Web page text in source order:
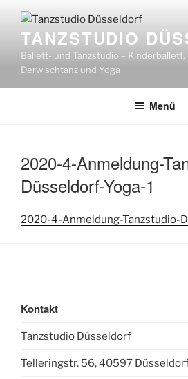
Inhalt
springenTANZSTUDIO
Ballett- und Tanzstudio – Kinderballett,
Derwischtanz und Yoga
Menü
2020-4-Anmeldung-
Düsseldorf-Yoga-1
2020-4-Anmeldung-Tanzstudio-
Kontakt
Tanzstudio Düsseldorf
Telleringstr. 56, 40597